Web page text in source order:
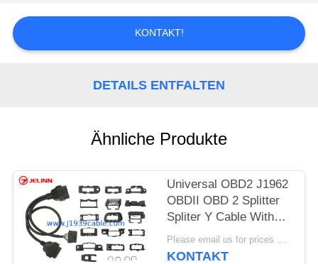
FORDERN
SIE
KONTAKT!
DETAILS ENTFALTEN
Ähnliche Produkte
Universal OBD2 J1962
OBDII OBD 2 Splitter
Spliter Y Cable With
Multi Mounting
Brackets for All Car
Please email us for prices MOQ:100 Stück
KONTAKT